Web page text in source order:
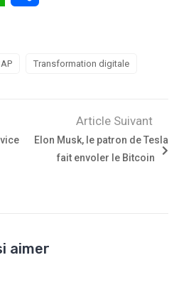
Transformation digitale
Article Suivant
Elon Musk, le patron de Tesla
fait envoler le Bitcoin
aimer